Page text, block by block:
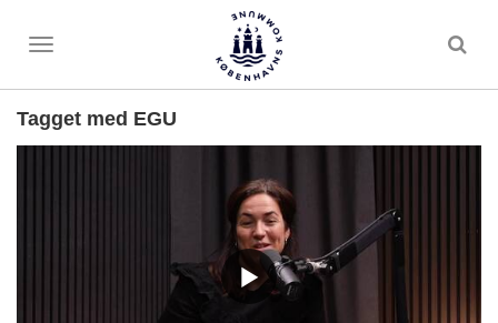
Toggle
Tagget med EGU